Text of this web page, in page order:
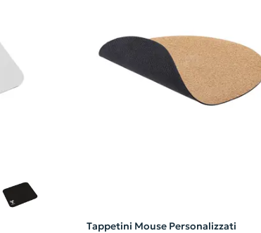
Tappetini Mouse Personalizzati